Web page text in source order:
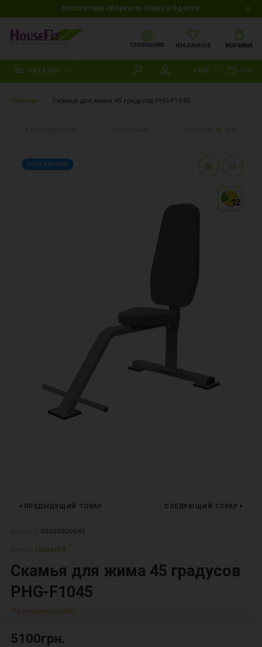
Бесплатная сборка по Киеву и Одессе!
СРАВНЕНИЕ ИЗБРАННОЕ КОРЗИНА
КАТАЛОГ ЯЗЫК ГРН.
Главная Скамья для жима 45 градусов PHG-F1045
12
12
ПОПУЛЯРНЫЙ
ПРЕДЫДУЩИЙ ТОВАР СЛЕДУЮЩИЙ ТОВАР
00000000045
HouseFit
Скамья для жима 45 градусов
PHG-F1045
Наличие уточняйте
5100грн.